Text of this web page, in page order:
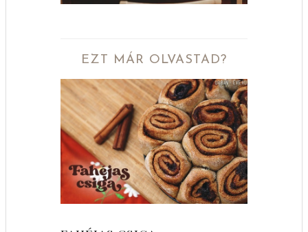
EZT MÁR OLVASTAD?